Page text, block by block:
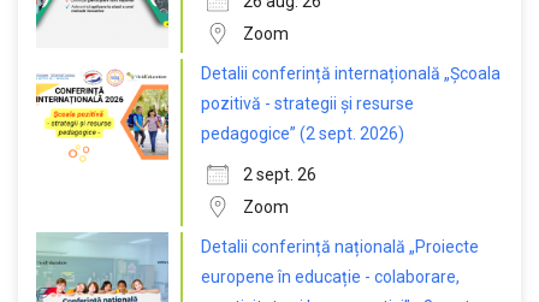
Zoom
Detalii conferință internațională „Școala
pozitivă - strategii și resurse
pedagogice” (2 sept. 2026)
2 sept. 26
Zoom
Detalii conferință națională „Proiecte
europene în educație - colaborare,